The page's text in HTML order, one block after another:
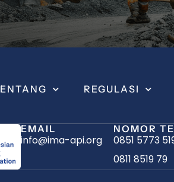
REGULASI
EMAIL
info@ima-api.org
NOMOR
0851 5773
0811 8519 79